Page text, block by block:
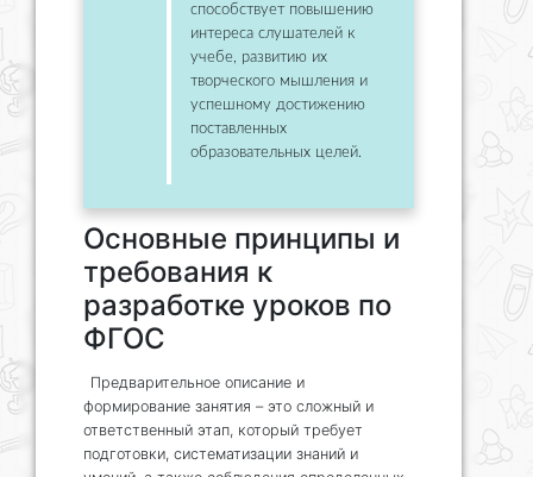
способствует повышению
интереса слушателей к
учебе, развитию их
творческого мышления и
успешному достижению
поставленных
образовательных целей.
Основные принципы и
требования к
разработке уроков по
ФГОС
Предварительное описание и
формирование занятия – это сложный и
ответственный этап, который требует
подготовки, систематизации знаний и